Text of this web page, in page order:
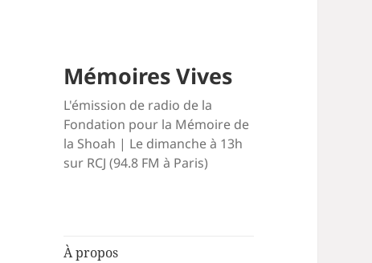
Mémoires Vives
L'émission de radio de la
Fondation pour la Mémoire de
la Shoah | Le dimanche à 13h
sur RCJ (94.8 FM à Paris)
À propos